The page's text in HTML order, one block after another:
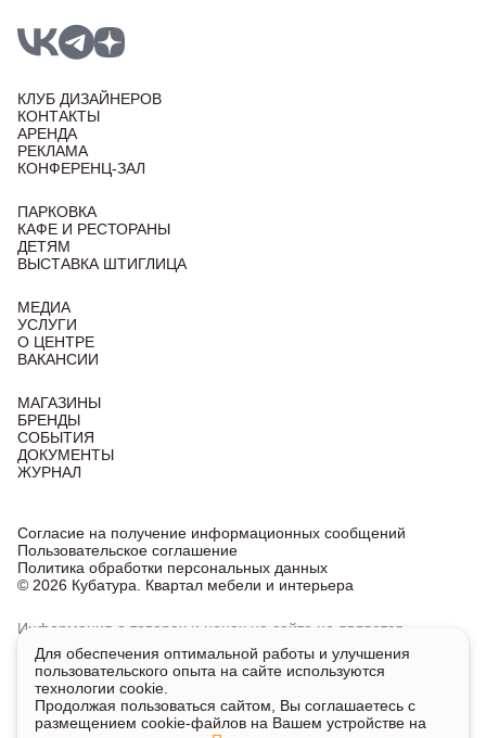
КЛУБ ДИЗАЙНЕРОВ
КОНТАКТЫ
АРЕНДА
РЕКЛАМА
КОНФЕРЕНЦ-ЗАЛ
ПАРКОВКА
КАФЕ И РЕСТОРАНЫ
ДЕТЯМ
ВЫСТАВКА ШТИГЛИЦА
МЕДИА
УСЛУГИ
О ЦЕНТРЕ
ВАКАНСИИ
МАГАЗИНЫ
БРЕНДЫ
СОБЫТИЯ
ДОКУМЕНТЫ
ЖУРНАЛ
© 2026 Кубатура. Квартал мебели и интерьера
Согласие на получение информационных сообщений
Пользовательское соглашение
Политика обработки персональных данных
Информация о товарах и ценах на сайте не является
публичной офертой, носит исключительно информационный
характер.
Для получения подробной информации о наличии
и стоимости указанных товаров и услуг напишите или
позвоните нам.
Для обеспечения оптимальной работы и улучшения
пользовательского опыта на сайте используются
технологии cookie.
Продолжая пользоваться сайтом, Вы соглашаетесь с
размещением cookie-файлов на Вашем устройстве на